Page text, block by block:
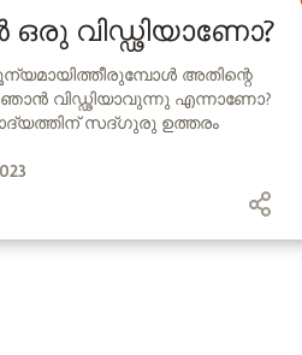
വിഡ്ഢിയാണോ?
അതിന്റെ
വിഡ്ഢിയാവുന്നു എന്നാണോ?
സദ്ഗുരു ഉത്തരം
അത് അപമാനകരമാണ്, എന്നാൽ
മനസ്സിലായാൽ അതൊരു നല്ല തിരിച്ചറിവാണ്.